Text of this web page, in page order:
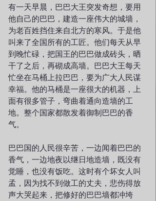
有一天早晨，巴巴大王突发奇想，要用
他自己的巴巴，建造一座伟大的城墙，
为老百姓挡住来自北方的寒风。于是他
叫来了全国所有的工匠。他们每天从早
到晚忙碌，把国王的巴巴做成砖头，晒
干了之后，再砌成高墙。巴巴大王每天
忙坐在马桶上拉巴巴，要为广大人民谋
幸福。他的马桶是一座很大的机器，上
面有很多管子，弯曲着通向造墙的工
地。整个国家都散发着御制巴巴的香
气。
巴巴国的人民很辛苦，一边闻着巴巴的
香气，一边地夜以继日地造墙，既没有
觉睡，也没有饭吃。这时有个坏女人叫
孟，因为找不到做工的丈夫，悲伤得放
声大哭起来，把修好的巴巴墙都冲垮